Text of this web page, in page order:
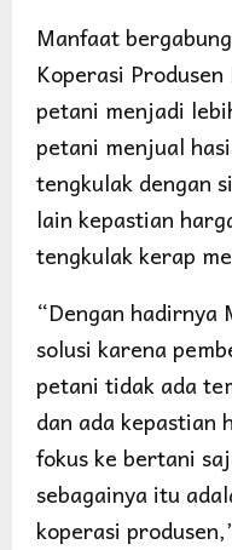
Manfaat
Koperasi
petani menjadi
petani menjual
tengkulak dengan
lain kepastian
tengkulak kerap
“Dengan hadirnya
solusi karena
petani tidak ada
dan ada kepastian
fokus ke bertani
sebagainya itu
koperasi